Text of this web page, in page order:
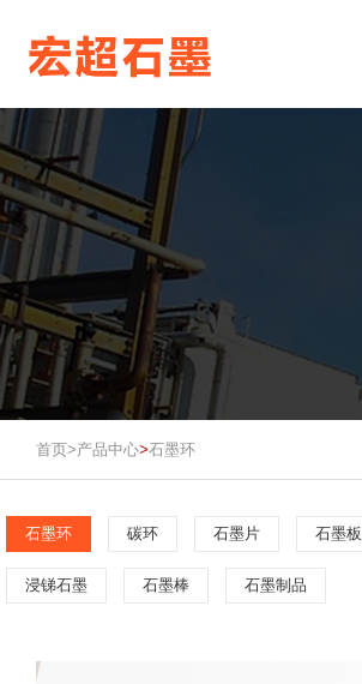
首页>产品中心>石墨环
石墨环 碳环 石墨片 石墨板
浸锑石墨 石墨棒 石墨制品